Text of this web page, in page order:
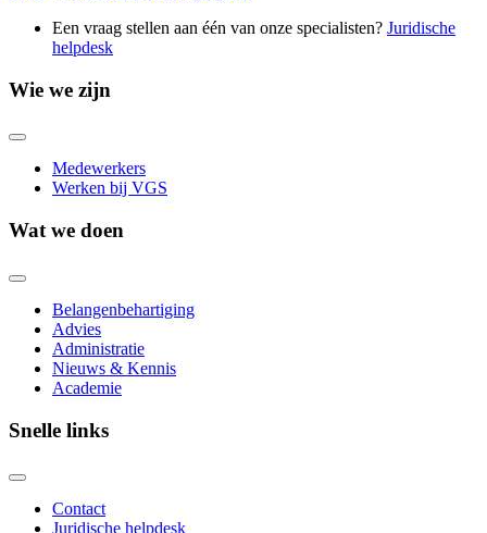
Een vraag stellen aan één van onze specialisten? Juridische
helpdesk
Wie we zijn
Medewerkers
Werken bij VGS
Wat we doen
Belangenbehartiging
Advies
Administratie
Nieuws & Kennis
Academie
Snelle links
Contact
Juridische helpdesk